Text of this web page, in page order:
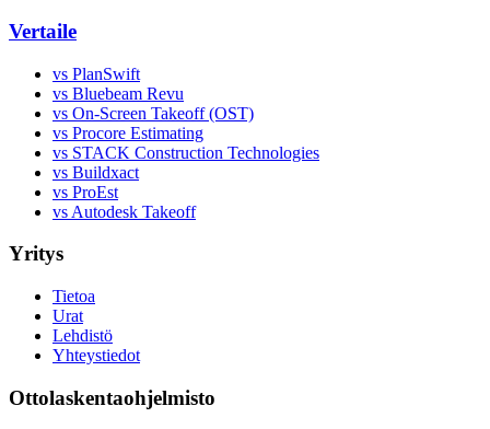
Vertaile
vs PlanSwift
vs Bluebeam Revu
vs On-Screen Takeoff (OST)
vs Procore Estimating
vs STACK Construction Technologies
vs Buildxact
vs ProEst
vs Autodesk Takeoff
Yritys
Tietoa
Urat
Lehdistö
Yhteystiedot
Ottolaskentaohjelmisto